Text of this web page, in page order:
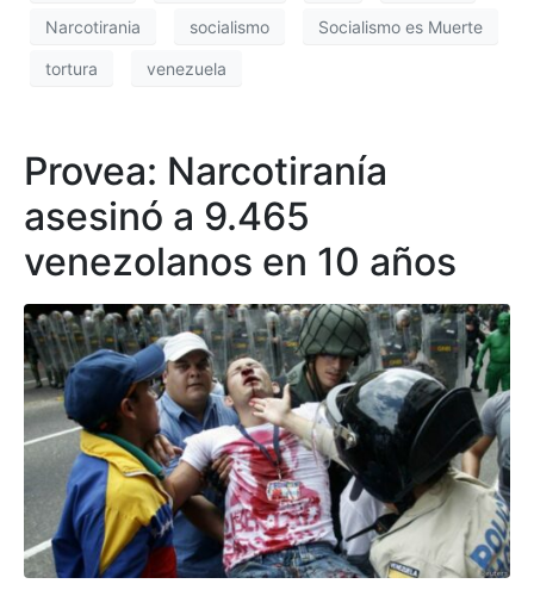
Narcotirania socialismo Socialismo es Muerte
tortura venezuela
Provea: Narcotiranía
asesinó a 9.465
venezolanos en 10 años